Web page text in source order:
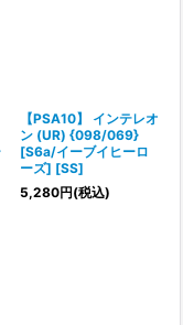
【PSA10】 インテレオ
ン (UR) {098/069}
[S6a/イーブイヒーロ
ーズ] [SS]
5,280円(税込)